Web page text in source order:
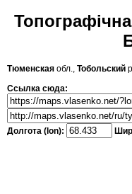
Тюменская обл., Тобольский
Ссылка сюда:
Долгота (lon):